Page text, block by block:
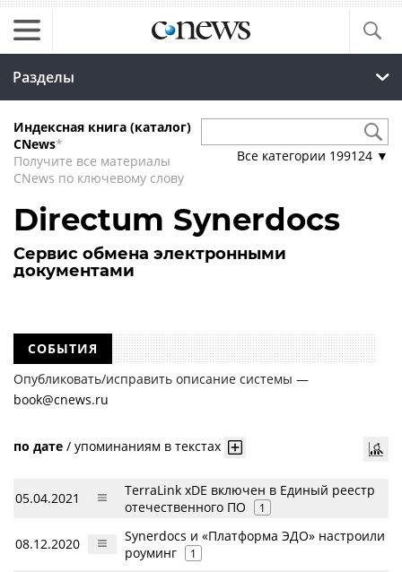
Разделы
Индексная книга (каталог)
CNews*
Получите все материалы
CNews по ключевому слову
Все категории 199124 ▼
Directum Synerdocs
Сервис обмена электронными
документами
СОБЫТИЯ
Опубликовать/исправить описание системы —
book@cnews.ru
по дате / упоминаниям в текстах
05.04.2021
TerraLink xDE включен в Единый реестр
отечественного ПО
1
08.12.2020
Synerdocs и «Платформа ЭДО» настроили
роуминг
1